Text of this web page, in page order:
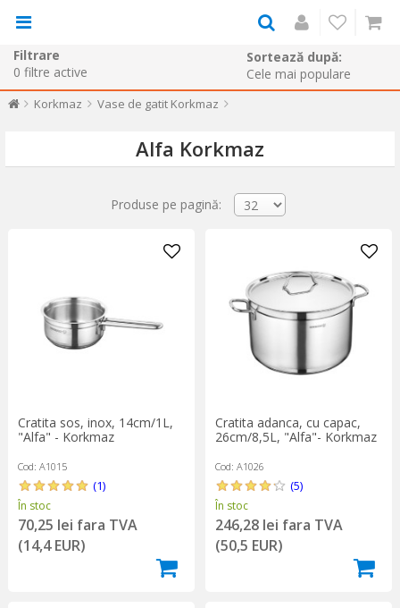
Filtrare
0 filtre active
Sortează după:
Korkmaz Vase de gatit Korkmaz
Alfa Korkmaz
Produse pe pagină:
Cratita sos, inox, 14cm/1L,
"Alfa" - Korkmaz
Cod: A1015
(1)
În stoc
70,25 lei fara TVA
(14,4 EUR)
Cratita adanca, cu capac,
26cm/8,5L, "Alfa"- Korkmaz
Cod: A1026
(5)
În stoc
246,28 lei fara TVA
(50,5 EUR)